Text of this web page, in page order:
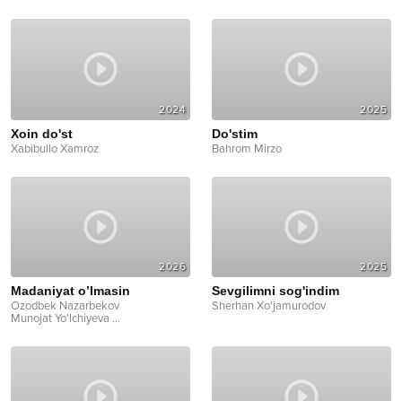
2024
Xoin do'st
Xabibullo Xamroz
2025
Do'stim
Bahrom Mirzo
2026
Madaniyat o’lmasin
Ozodbek Nazarbekov
Munojat Yo'lchiyeva ...
2025
Sevgilimni sog'indim
Sherhan Xo'jamurodov